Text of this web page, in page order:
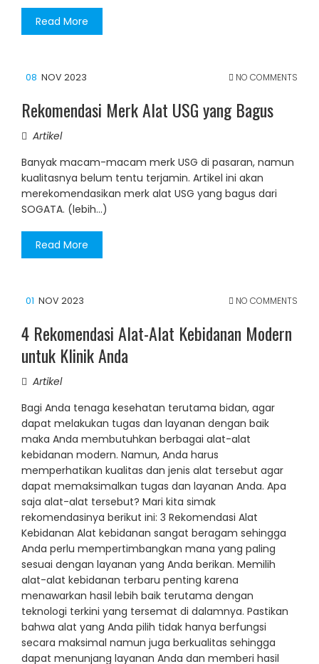
Read More
08 NOV 2023 NO COMMENTS
Rekomendasi Merk Alat USG yang Bagus
Artikel
Banyak macam-macam merk USG di pasaran, namun
kualitasnya belum tentu terjamin. Artikel ini akan
merekomendasikan merk alat USG yang bagus dari
SOGATA. (lebih…)
Read More
01 NOV 2023 NO COMMENTS
4 Rekomendasi Alat-Alat Kebidanan Modern
untuk Klinik Anda
Artikel
Bagi Anda tenaga kesehatan terutama bidan, agar
dapat melakukan tugas dan layanan dengan baik
maka Anda membutuhkan berbagai alat-alat
kebidanan modern. Namun, Anda harus
memperhatikan kualitas dan jenis alat tersebut agar
dapat memaksimalkan tugas dan layanan Anda. Apa
saja alat-alat tersebut? Mari kita simak
rekomendasinya berikut ini: 3 Rekomendasi Alat
Kebidanan Alat kebidanan sangat beragam sehingga
Anda perlu mempertimbangkan mana yang paling
sesuai dengan layanan yang Anda berikan. Memilih
alat-alat kebidanan terbaru penting karena
menawarkan hasil lebih baik terutama dengan
teknologi terkini yang tersemat di dalamnya. Pastikan
bahwa alat yang Anda pilih tidak hanya berfungsi
secara maksimal namun juga berkualitas sehingga
dapat menunjang layanan Anda dan memberi hasil